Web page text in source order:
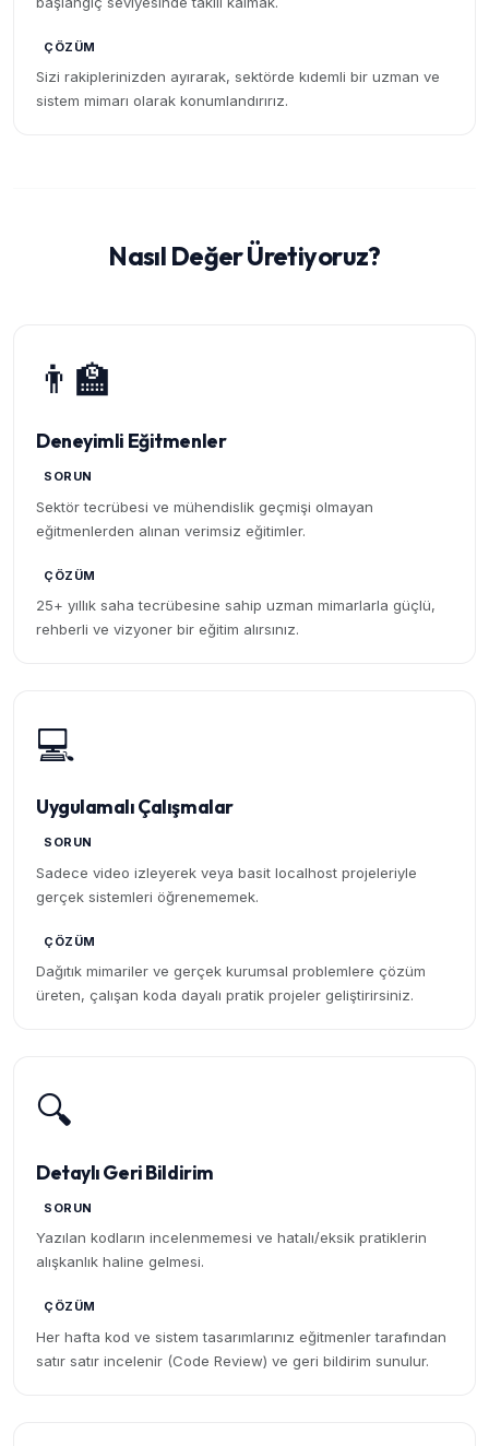
ÇÖZÜM
Sizi rakiplerinizden ayırarak, sektörde kıdemli bir uzman ve
sistem mimarı olarak konumlandırırız.
Nasıl Değer Üretiyoruz?
👨‍🏫
Deneyimli Eğitmenler
SORUN
Sektör tecrübesi ve mühendislik geçmişi olmayan
eğitmenlerden alınan verimsiz eğitimler.
ÇÖZÜM
25+ yıllık saha tecrübesine sahip uzman mimarlarla güçlü,
rehberli ve vizyoner bir eğitim alırsınız.
💻
Uygulamalı Çalışmalar
SORUN
Sadece video izleyerek veya basit localhost projeleriyle
gerçek sistemleri öğrenememek.
ÇÖZÜM
Dağıtık mimariler ve gerçek kurumsal problemlere çözüm
üreten, çalışan koda dayalı pratik projeler geliştirirsiniz.
🔍
Detaylı Geri Bildirim
SORUN
Yazılan kodların incelenmemesi ve hatalı/eksik pratiklerin
alışkanlık haline gelmesi.
ÇÖZÜM
Her hafta kod ve sistem tasarımlarınız eğitmenler tarafından
satır satır incelenir (Code Review) ve geri bildirim sunulur.